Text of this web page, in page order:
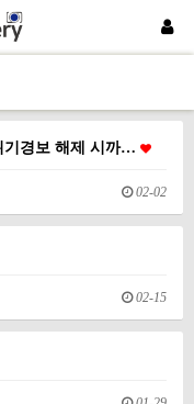
기경보 해제 시까…
02-02
02-15